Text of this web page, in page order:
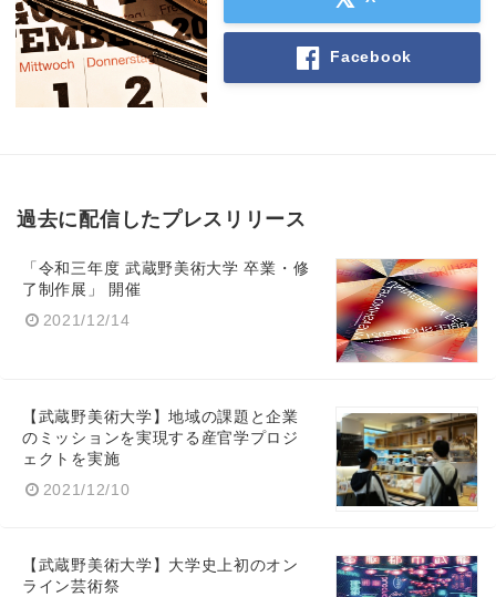
Facebook
過去に配信したプレスリリース
「令和三年度 武蔵野美術大学 卒業・修
了制作展」 開催
2021/12/14
【武蔵野美術大学】地域の課題と企業
のミッションを実現する産官学プロジ
ェクトを実施
2021/12/10
【武蔵野美術大学】大学史上初のオン
ライン芸術祭